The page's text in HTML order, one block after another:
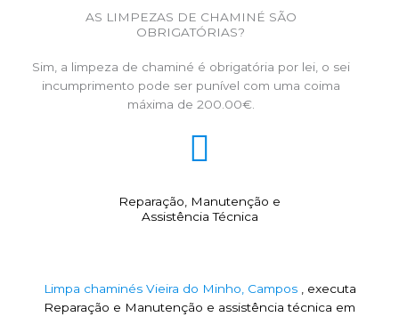
AS LIMPEZAS DE CHAMINÉ SÃO
OBRIGATÓRIAS?
Sim, a limpeza de chaminé é obrigatória por lei, o sei
incumprimento pode ser punível com uma coima
máxima de 200.00€.
Reparação, Manutenção e
Assistência Técnica
Limpa chaminés Vieira do Minho, Campos , executa
Reparação e Manutenção e assistência técnica em